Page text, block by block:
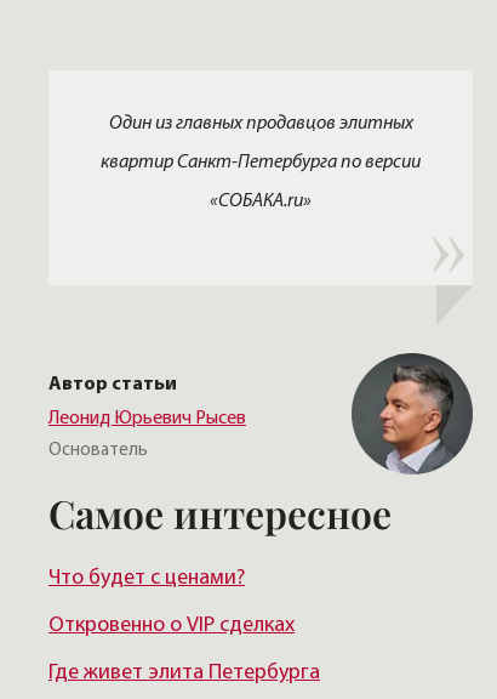
Один из главных продавцов элитных
квартир Санкт-Петербурга по версии
«СОБАКА.ru»
Автор статьи
Леонид Юрьевич Рысев
Основатель
Самое интересное
Что будет с ценами?
Откровенно о VIP сделках
Где живет элита Петербурга